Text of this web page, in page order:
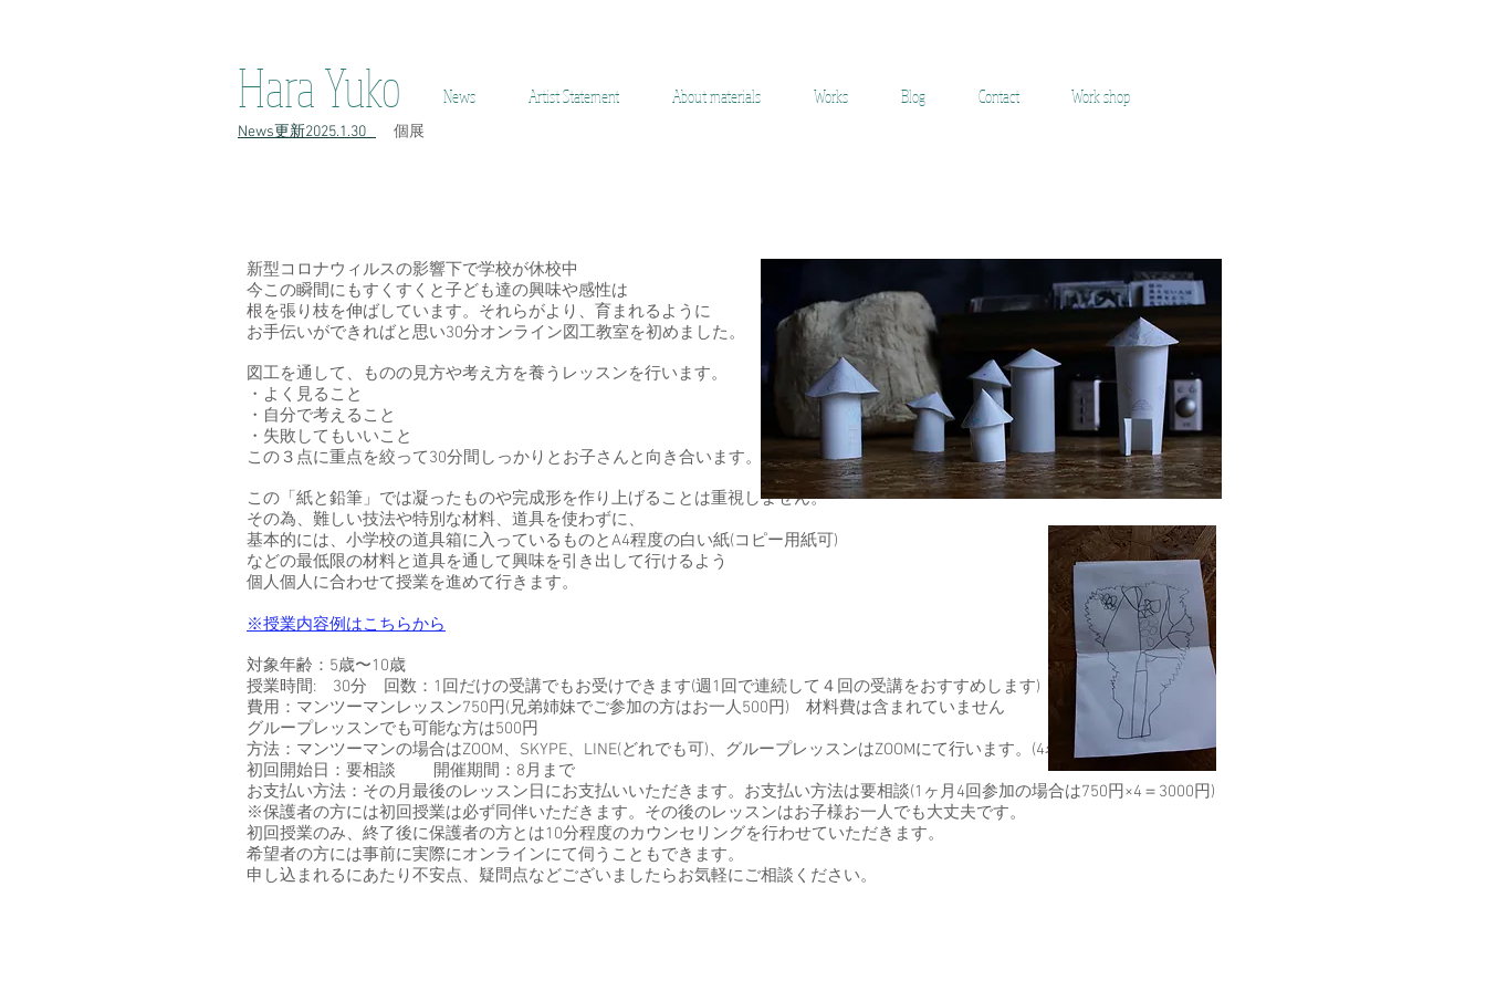
Hara Yuko News Artist Statement About materials Works Blog Contact Work shop
​News更新2025.1.30 ​個展
新型コロナウィルスの影響下で学校が休校中
今この瞬間にもすくすくと子ども達の興味や感性は
根を張り枝を伸ばしています。それらがより、育まれるように
お手伝いができればと思い30分オンライン図工教室を初めました。
図工を通して、ものの見方や考え方を養うレッスンを行います。
・よく見ること
・自分で考えること
・失敗してもいいこと
この３点に重点を絞って30分間しっかりとお子さんと向き合います。
この「紙と鉛筆」では凝ったものや完成形を作り上げることは重視しません。
その為、難しい技法や特別な材料、道具を使わずに、
基本的には、小学校の道具箱に入っているものとA4程度の白い紙(コピー用紙可)
などの最低限の材料と道具を通して興味を引き出して行けるよう
個人個人に合わせて授業を進めて行きます。
​※授業内容例はこちらから
対象年齢：5歳〜10歳
授業時間: 30分 回数：1回だけの受講でもお受けできます(週1回で連続して４回の受講をおすすめします)
費用：マンツーマンレッスン750円(兄弟姉妹でご参加の方はお一人500円) 材料費は含まれていません
グループレッスンでも可能な方は500円
方法：マンツーマンの場合はZOOM、SKYPE、LINE(どれでも可)、グループレッスンはZOOMにて行います。(4名まで)
初回開始日：要相談 開催期間：8月まで
お支払い方法：その月最後のレッスン日にお支払いいただきます。お支払い方法は要相談(1ヶ月4回参加の場合は750円×4＝3000円)
※保護者の方には初回授業は必ず同伴いただきます。その後のレッスンはお子様お一人でも大丈夫です。
初回授業のみ、終了後に保護者の方とは10分程度のカウンセリングを行わせていただきます。
希望者の方には事前に実際にオンラインにて伺うこともできます。
申し込まれるにあたり不安点、疑問点などございましたらお気軽にご相談ください。